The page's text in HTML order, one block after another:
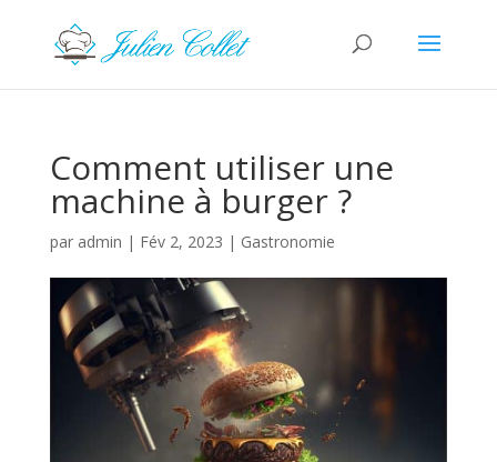
Comment utiliser une
machine à burger ?
par admin | Fév 2, 2023 | Gastronomie